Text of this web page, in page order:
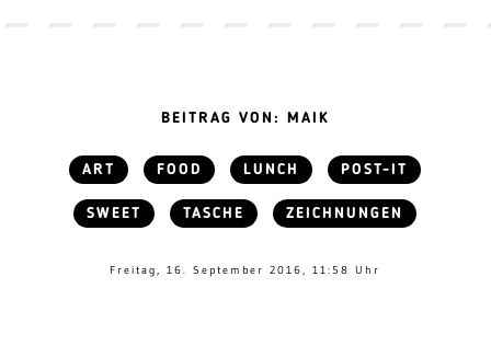
BEITRAG VON: MAIK
ART FOOD LUNCH POST-IT
SWEET TASCHE ZEICHNUNGEN
Freitag, 16. September 2016, 11:58 Uhr